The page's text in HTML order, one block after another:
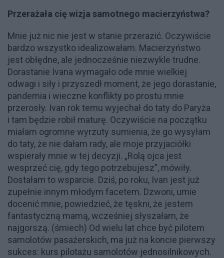
Przerażała cię wizja samotnego macierzyństwa?
Mnie już nic nie jest w stanie przerazić. Oczywiście
bardzo wszystko idealizowałam. Macierzyństwo
jest obłędne, ale jednocześnie niezwykle trudne.
Dorastanie Ivana wymagało ode mnie wielkiej
odwagi i siły i przyszedł moment, że jego dorastanie,
pandemia i wieczne konflikty po prostu mnie
przerosły. Ivan rok temu wyjechał do taty do Paryża
i tam będzie robił maturę. Oczywiście na początku
miałam ogromne wyrzuty sumienia, że go wysyłam
do taty, że nie dałam rady, ale moje przyjaciółki
wspierały mnie w tej decyzji. „Rolą ojca jest
wesprzeć cię, gdy tego potrzebujesz”, mówiły.
Dostałam to wsparcie. Dziś, po roku, Ivan jest już
zupełnie innym młodym facetem. Dzwoni, umie
docenić mnie, powiedzieć, że tęskni, że jestem
fantastyczną mamą, wcześniej słyszałam, że
najgorszą. (śmiech) Od wielu lat chce być pilotem
samolotów pasażerskich, ma już na koncie pierwszy
sukces: kurs pilotażu samolotów jednosilnikowych.